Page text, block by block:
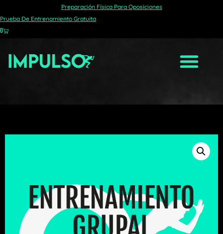
Preparación Física Para Oposiciones
Prueba De Entrenamiento Gratuita
0